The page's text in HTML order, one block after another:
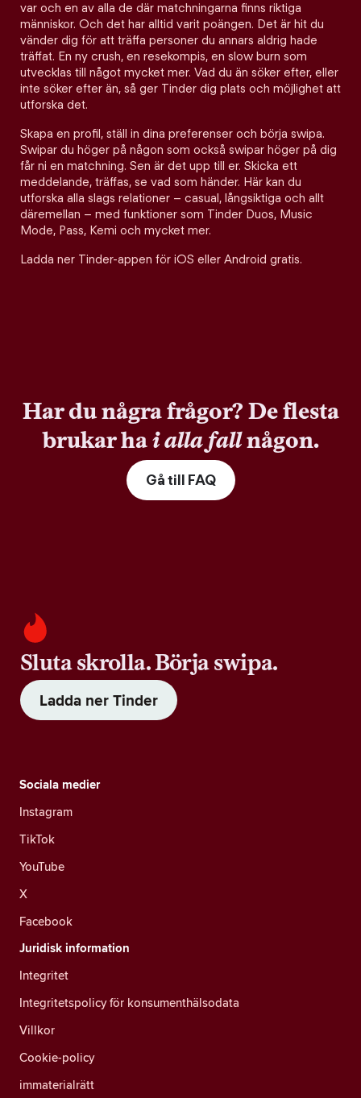
var och en av alla de där matchningarna finns riktiga
människor. Och det har alltid varit poängen. Det är hit du
vänder dig för att träffa personer du annars aldrig hade
träffat. En ny crush, en resekompis, en slow burn som
utvecklas till något mycket mer. Vad du än söker efter, eller
inte söker efter än, så ger Tinder dig plats och möjlighet att
utforska det.
Skapa en profil, ställ in dina preferenser och börja swipa.
Swipar du höger på någon som också swipar höger på dig
får ni en matchning. Sen är det upp till er. Skicka ett
meddelande, träffas, se vad som händer. Här kan du
utforska alla slags relationer – casual, långsiktiga och allt
däremellan – med funktioner som Tinder Duos, Music
Mode, Pass, Kemi och mycket mer.
Ladda ner Tinder-appen för iOS eller Android gratis.
Har du några frågor? De flesta
brukar hai alla fallnågon.
Gå till FAQ
Sluta skrolla. Börja swipa.
Ladda ner Tinder
Sociala medier
Instagram
TikTok
YouTube
X
Facebook
Juridisk information
Integritet
Integritetspolicy för konsumenthälsodata
Villkor
Cookie-policy
immaterialrätt